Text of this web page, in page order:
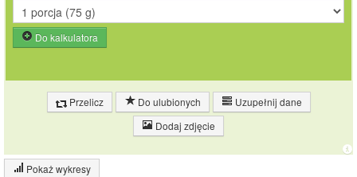
Do kalkulatora
Przelicz Do ulubionych
Uzupełnij dane
Dodaj zdjęcie
Pokaż wykresy